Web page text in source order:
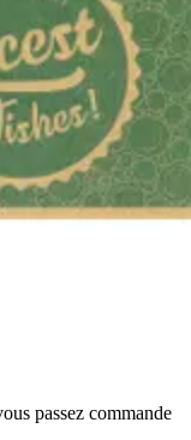
passez commande